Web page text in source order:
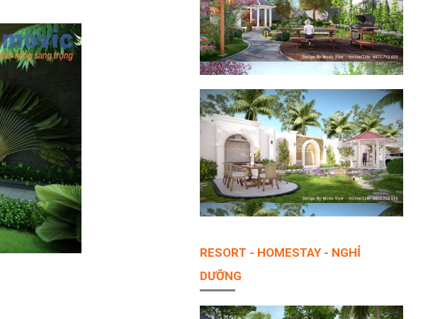
RESORT - HOMESTAY - NGHỈ
DƯỠNG